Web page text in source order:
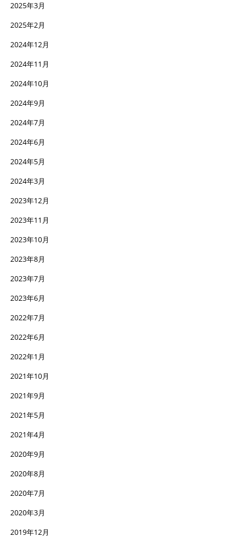
2025年3月
2025年2月
2024年12月
2024年11月
2024年10月
2024年9月
2024年7月
2024年6月
2024年5月
2024年3月
2023年12月
2023年11月
2023年10月
2023年8月
2023年7月
2023年6月
2022年7月
2022年6月
2022年1月
2021年10月
2021年9月
2021年5月
2021年4月
2020年9月
2020年8月
2020年7月
2020年3月
2019年12月